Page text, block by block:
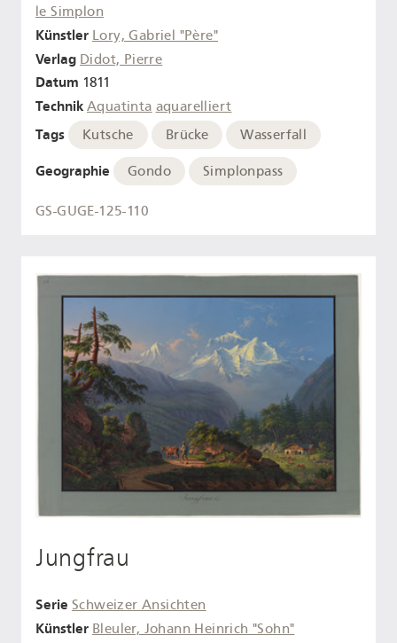
le Simplon
Künstler Lory, Gabriel "Père"
Verlag Didot, Pierre
Datum 1811
Technik Aquatinta aquarelliert
Tags Kutsche Brücke Wasserfall
Geographie Gondo Simplonpass
GS-GUGE-125-110
Jungfrau
Serie Schweizer Ansichten
Künstler Bleuler, Johann Heinrich "Sohn"